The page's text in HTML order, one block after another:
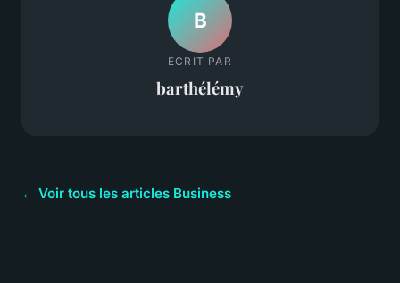
B
ECRIT PAR
barthélémy
← Voir tous les articles Business